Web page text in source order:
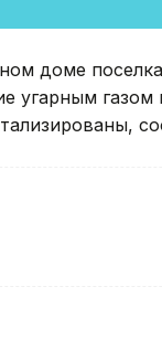
доме
угарным